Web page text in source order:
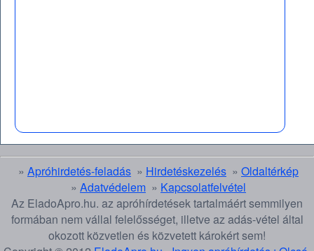
» Apróhirdetés-feladás » Hirdetéskezelés » Oldaltérkép
» Adatvédelem » Kapcsolatfelvétel
Az EladoApro.hu. az apróhírdetések tartalmáért semmilyen
formában nem vállal felelősséget, illetve az adás-vétel által
okozott közvetlen és közvetett károkért sem!